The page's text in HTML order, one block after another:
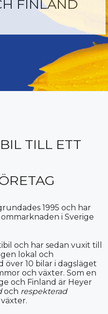
FINLAND
TILL ETT
1995 och har
i Sverige
och har sedan vuxit till
lokal och
över 10 bilar i dagsläget
och växter. Som en
och Finland är Heyer
och respekterad